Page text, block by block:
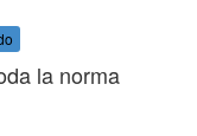
la norma